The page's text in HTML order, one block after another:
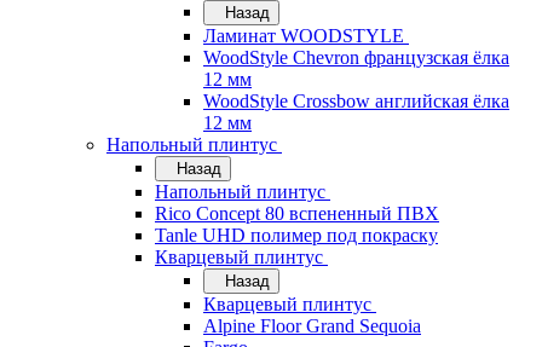
Назад
Ламинат WOODSTYLE
WoodStyle Chevron французская ёлка
12 мм
WoodStyle Crossbow английская ёлка
12 мм
Напольный плинтус
Назад
Напольный плинтус
Rico Concept 80 вспененный ПВХ
Tanle UHD полимер под покраску
Кварцевый плинтус
Назад
Кварцевый плинтус
Alpine Floor Grand Sequoia